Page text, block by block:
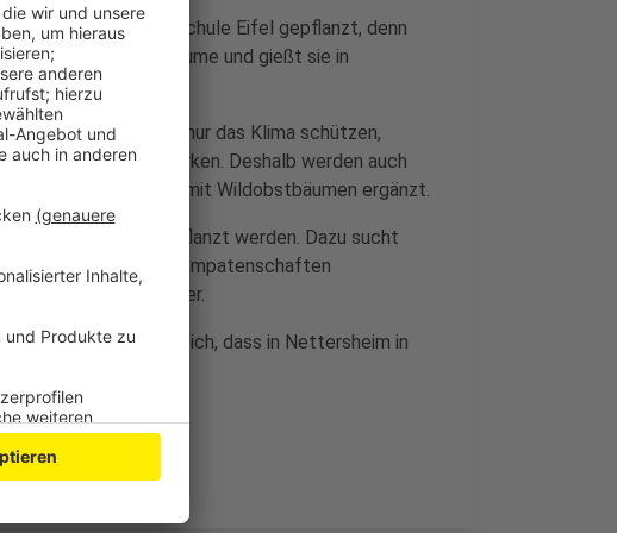
der Gesamtschule Eifel gepflanzt, denn
für die Bäume und gießt sie in
Pflanzaktion nicht nur das Klima schützen,
vor Ort stärken. Deshalb werden auch
gepflanzt und mit Wildobstbäumen ergänzt.
kleinen Gruppen gepflanzt werden. Dazu sucht
die weitere Baumpatenschaften
Frühjahr 2026 weiter.
Pläne – er wünscht sich, dass in Nettersheim in
gepflanzt werden.